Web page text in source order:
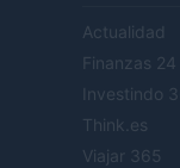
Actualidad
Finanzas 24
Investindo
Think.es
Viajar 365